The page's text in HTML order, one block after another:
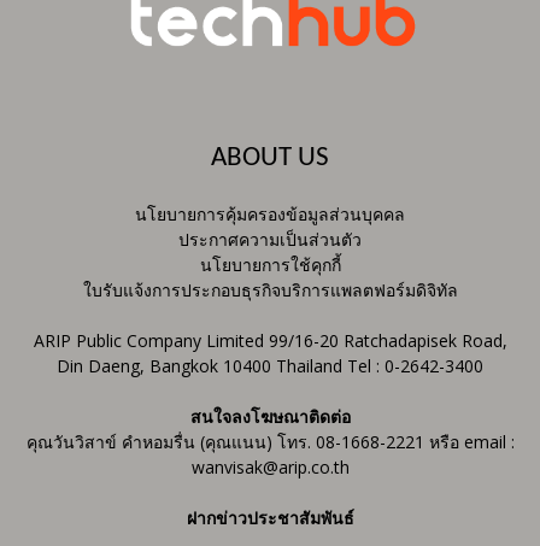
ABOUT US
นโยบายการคุ้มครองข้อมูลส่วนบุคคล
ประกาศความเป็นส่วนตัว
นโยบายการใช้คุกกี้
ใบรับแจ้งการประกอบธุรกิจบริการแพลตฟอร์มดิจิทัล
ARIP Public Company Limited 99/16-20 Ratchadapisek Road,
Din Daeng, Bangkok 10400 Thailand Tel : 0-2642-3400
สนใจลงโฆษณาติดต่อ
คุณวันวิสาข์ คำหอมรื่น (คุณแนน) โทร. 08-1668-2221 หรือ email :
wanvisak@arip.co.th
ฝากข่าวประชาสัมพันธ์